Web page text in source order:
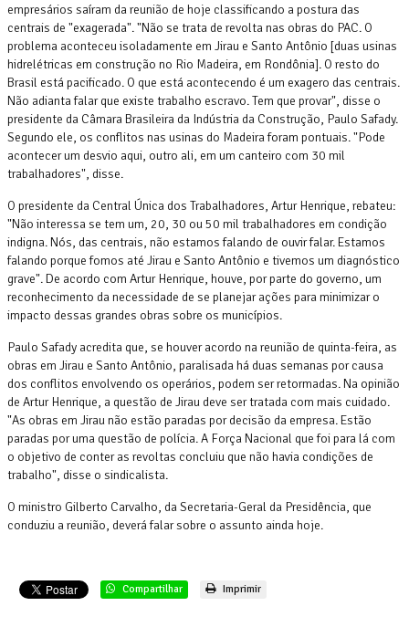
empresários saíram da reunião de hoje classificando a postura das
centrais de "exagerada". "Não se trata de revolta nas obras do PAC. O
problema aconteceu isoladamente em Jirau e Santo Antônio [duas usinas
hidrelétricas em construção no Rio Madeira, em Rondônia]. O resto do
Brasil está pacificado. O que está acontecendo é um exagero das centrais.
Não adianta falar que existe trabalho escravo. Tem que provar", disse o
presidente da Câmara Brasileira da Indústria da Construção, Paulo Safady.
Segundo ele, os conflitos nas usinas do Madeira foram pontuais. "Pode
acontecer um desvio aqui, outro ali, em um canteiro com 30 mil
trabalhadores", disse.
O presidente da Central Única dos Trabalhadores, Artur Henrique, rebateu:
"Não interessa se tem um, 20, 30 ou 50 mil trabalhadores em condição
indigna. Nós, das centrais, não estamos falando de ouvir falar. Estamos
falando porque fomos até Jirau e Santo Antônio e tivemos um diagnóstico
grave". De acordo com Artur Henrique, houve, por parte do governo, um
reconhecimento da necessidade de se planejar ações para minimizar o
impacto dessas grandes obras sobre os municípios.
Paulo Safady acredita que, se houver acordo na reunião de quinta-feira, as
obras em Jirau e Santo Antônio, paralisada há duas semanas por causa
dos conflitos envolvendo os operários, podem ser retormadas. Na opinião
de Artur Henrique, a questão de Jirau deve ser tratada com mais cuidado.
"As obras em Jirau não estão paradas por decisão da empresa. Estão
paradas por uma questão de polícia. A Força Nacional que foi para lá com
o objetivo de conter as revoltas concluiu que não havia condições de
trabalho", disse o sindicalista.
O ministro Gilberto Carvalho, da Secretaria-Geral da Presidência, que
conduziu a reunião, deverá falar sobre o assunto ainda hoje.
Compartilhar Imprimir